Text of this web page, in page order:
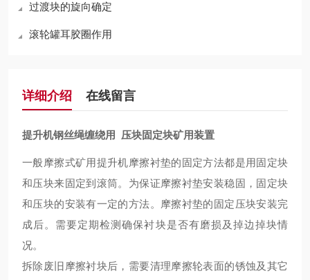
过渡块的旋向确定
滚轮罐耳胶圈作用
详细介绍 在线留言
提升机钢丝绳缠绕用 压块固定块矿用装置
一般摩擦式矿用提升机摩擦衬垫的固定方法都是用固定块
和压块来固定到滚筒。为保证摩擦衬垫安装稳固，固定块
和压块的安装有一定的方法。摩擦衬垫的固定压块安装完
成后。需要定期检测确保衬块是否有磨损及掉边掉块情
况。
拆除废旧摩擦衬块后，需要清理摩擦轮表面的锈蚀及其它